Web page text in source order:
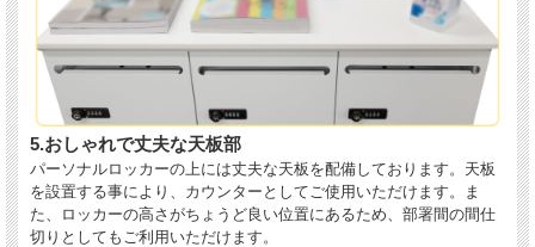
5.おしゃれで丈夫な天板部
パーソナルロッカーの上には丈夫な天板を配備しております。天板
を設置する事により、カウンターとしてご使用いただけます。ま
た、ロッカーの高さがちょうど良い位置にあるため、部署間の間仕
切りとしてもご利用いただけます。